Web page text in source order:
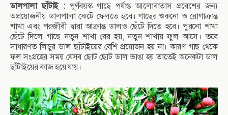
ডালপালা ছাঁটাই :পূর্ণবয়স্ক গাছে পর্যাপ্ত আলোবাতাস প্রবেশের জন্য
অপ্রয়োজনীয় ডালপালা কেটে ফেলতে হবে। গাছের শুকনো ও রোগাক্রান্ত
শাখা এবং পরজীবী দ্বারা আক্রান্ত ডালও ছেঁটে দিতে হবে। পুরনো শাখা
ছেঁটে দিলে গাছে নতুন শাখা বের হয়, নতুন শাখায় ফুল আসে। তবে
সাধারণত লিচুর ডাল ছাঁটাইয়ের বেশি প্রয়োজন হয় না। কারণ গাছ থেকে
ফল সংগ্রহের সময় যেসব ছোট ছোট ডাল ভাঙা হয় তাতেই অনেকটা ডাল
ছাঁটাইয়ের কাজ হয়ে যায়।